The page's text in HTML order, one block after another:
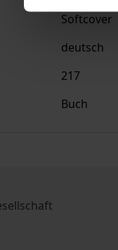
Softcover
deutsch
217
Buch